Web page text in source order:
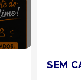
SEM